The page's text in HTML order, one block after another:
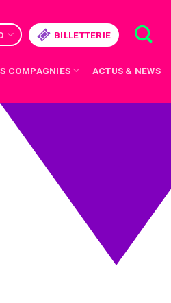
BILLETTERIE
COMPAGNIES ACTUS & NEWS